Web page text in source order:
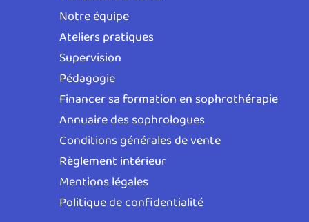
Notre équipe
Ateliers pratiques
Supervision
Pédagogie
Financer sa formation en sophrothérapie
Annuaire des sophrologues
Conditions générales de vente
Règlement intérieur
Mentions légales
Politique de confidentialité